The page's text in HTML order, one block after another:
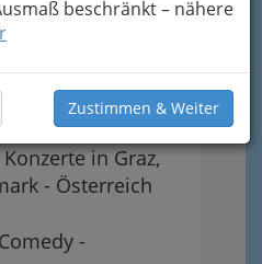
beschränkt – nähere
Zustimmen & Weiter
in Graz, mit oder
in Graz,
- Österreich
-